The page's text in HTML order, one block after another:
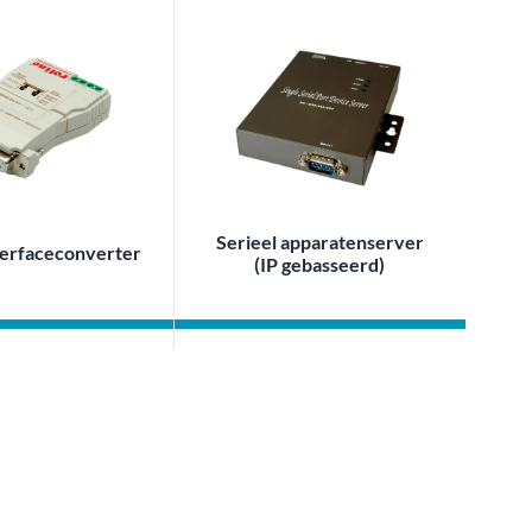
Serieel apparatenserver
(IP gebasseerd)